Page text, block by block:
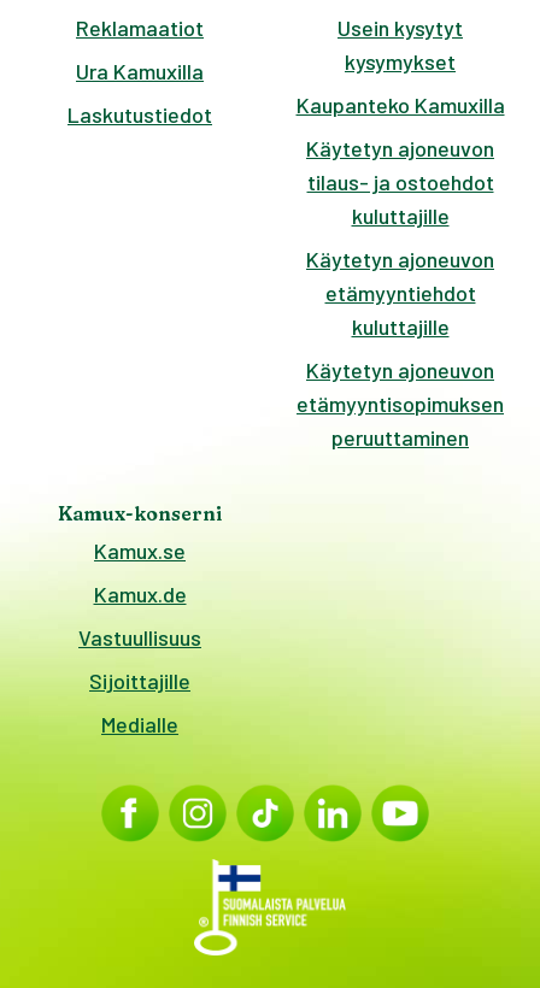
Reklamaatiot
Ura Kamuxilla
Laskutustiedot
Usein kysytyt
kysymykset
Kaupanteko Kamuxilla
Käytetyn ajoneuvon
tilaus- ja ostoehdot
kuluttajille
Käytetyn ajoneuvon
etämyyntiehdot
kuluttajille
Käytetyn ajoneuvon
etämyyntisopimuksen
peruuttaminen
Kamux-konserni
Kamux.se
Kamux.de
Vastuullisuus
Sijoittajille
Medialle